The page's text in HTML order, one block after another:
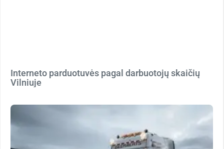
Interneto parduotuvės pagal darbuotojų skaičių
Vilniuje